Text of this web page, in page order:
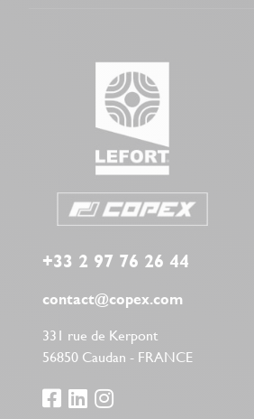
+33 2 97 76 26 44
contact@copex.com
331 rue de Kerpont
56850 Caudan - FRANCE